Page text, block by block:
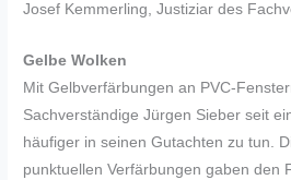
Josef Kemmerling, Justiziar des
Gelbe Wolken
Mit Gelbverfärbungen an PVC-
Sachverständige Jürgen Sieber seit
häufiger in seinen Gutachten zu tun.
punktuellen Verfärbungen gaben den